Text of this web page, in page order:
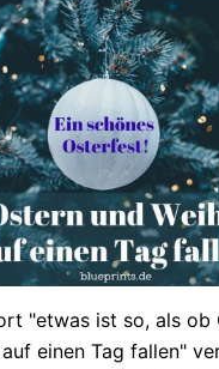
"etwas ist so, als ob
einen Tag fallen"